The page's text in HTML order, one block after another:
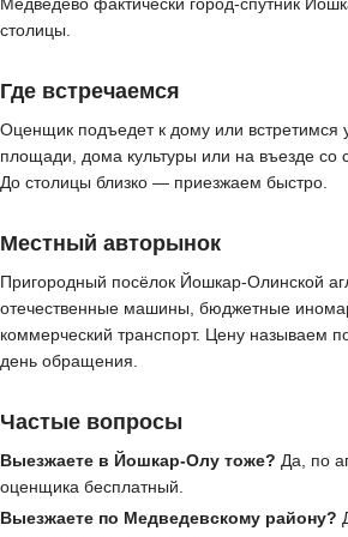
столицы.
Где встречаемся
Оценщик подъедет к дому или встретимся
площади, дома культуры или на въезде со
До столицы близко — приезжаем быстро.
Местный авторынок
Пригородный посёлок Йошкар-Олинской
отечественные машины, бюджетные
коммерческий транспорт. Цену называем
день обращения.
Частые вопросы
Выезжаете в Йошкар-Олу тоже? Да, по
оценщика бесплатный.
Выезжаете по Медведевскому району?